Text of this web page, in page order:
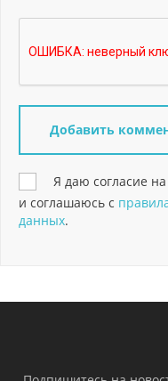
Я даю согласие
и соглашаюсь с
данных.